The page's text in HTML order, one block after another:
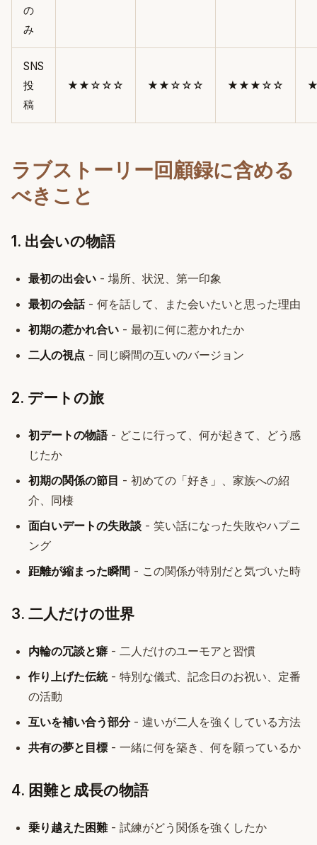
の
み
SNS
投
稿
★★☆☆☆ ★★☆☆☆ ★★★☆☆
ラブストーリー回顧録に含める
べきこと
1. 出会いの物語
最初の出会い - 場所、状況、第一印象
最初の会話- 何を話して、また会いたいと思った理由
初期の惹かれ合い - 最初に何に惹かれたか
二人の視点 - 同じ瞬間の互いのバージョン
2. デートの旅
初デートの物語- どこに行って、何が起きて、どう感
じたか
初期の関係の節目 - 初めての「好き」、家族への紹
介、同棲
面白いデートの失敗談 - 笑い話になった失敗やハプニ
ング
距離が縮まった瞬間 - この関係が特別だと気づいた時
3. 二人だけの世界
内輪の冗談と癖 - 二人だけのユーモアと習慣
作り上げた伝統- 特別な儀式、記念日のお祝い、定番
の活動
互いを補い合う部分- 違いが二人を強くしている方法
共有の夢と目標 - 一緒に何を築き、何を願っているか
4. 困難と成長の物語
乗り越えた困難- 試練がどう関係を強くしたか